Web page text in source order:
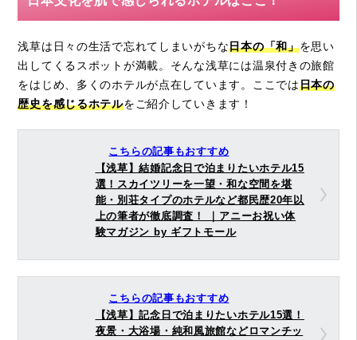
浅草は日々の生活で忘れてしまいがちな日本の「和」を思い
出してくるスポットが満載。そんな浅草には温泉付きの旅館
をはじめ、多くのホテルが点在しています。ここでは日本の
歴史を感じるホテルをご紹介していきます！
こちらの記事もおすすめ
【浅草】結婚記念日で泊まりたいホテル15
選！スカイツリーを一望・和な空間を堪
能・別荘タイプのホテルなど都民歴20年以
上の筆者が徹底調査！ ｜アニーお祝い体
験マガジン by ギフトモール
こちらの記事もおすすめ
【浅草】記念日で泊まりたいホテル15選！
夜景・大浴場・純和風旅館などロマンチッ